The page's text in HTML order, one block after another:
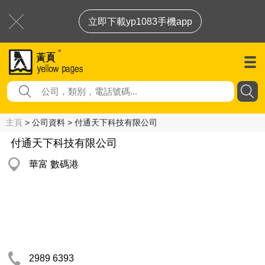
立即下載yp1083手機app
主頁 > 公司資料 > 付通天下科技有限公司
付通天下科技有限公司
華富 數碼港
2989 6393